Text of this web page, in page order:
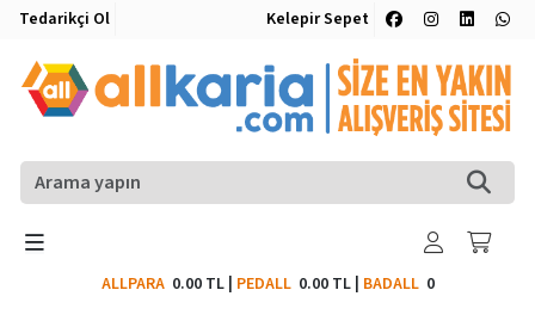
Tedarikçi Ol Kelepir Sepet
ALLPARA 0.00 TL| PEDALL 0.00 TL| BADALL0